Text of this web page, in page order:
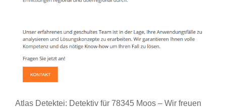
Atlas Detektei: Detektiv für 78345 Moos – Wir freuen